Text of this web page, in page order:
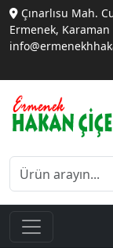
Çınarlısu Mah.
Ermenek,